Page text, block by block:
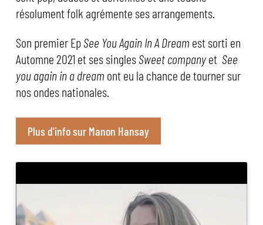
résolument folk agrémente ses arrangements.
Son premier EpSee You Again In A Dream est sorti en
Automne 2021 et ses singlesSweet companyet See
you again in a dream ont eu la chance de tourner sur
nos ondes nationales.
Plus d'info sur Manon Hansay